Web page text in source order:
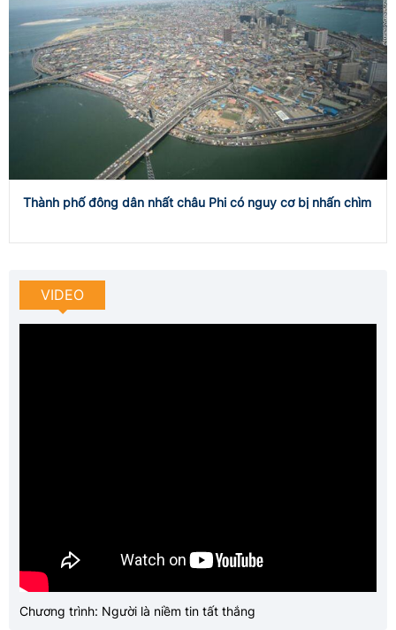
Thành phố đông dân nhất châu Phi có nguy cơ bị nhấn chìm
VIDEO
Chương trình: Người là niềm tin tất thắng